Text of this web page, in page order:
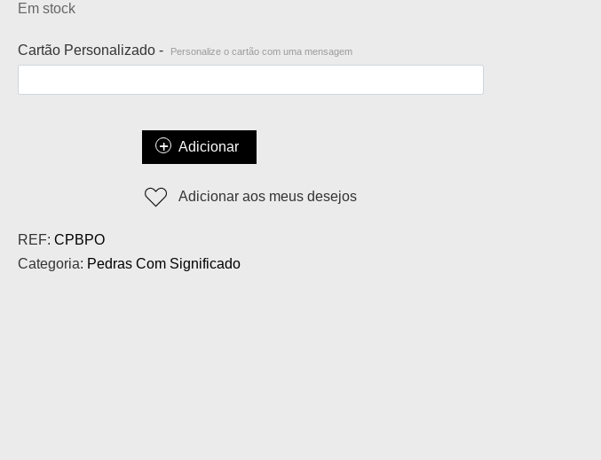
Em stock
Cartão Personalizado - Personalize o cartão com uma mensagem
Adicionar
Adicionar aos meus desejos
REF: CPBPO
Categoria: Pedras Com Significado